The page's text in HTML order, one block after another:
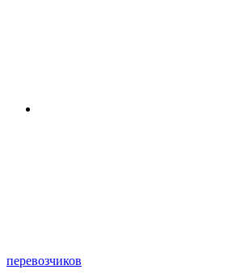
перевозчиков